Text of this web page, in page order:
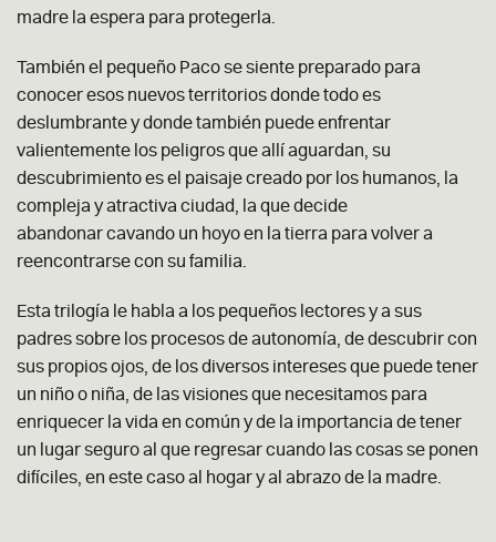
madre la espera para protegerla.
También el pequeño Paco se siente preparado para
conocer esos nuevos territorios donde todo es
deslumbrante y donde también puede enfrentar
valientemente los peligros que allí aguardan, su
descubrimiento es el paisaje creado por los humanos, la
compleja y atractiva ciudad, la que decide
abandonar cavando un hoyo en la tierra para volver a
reencontrarse con su familia.
Esta trilogía le habla a los pequeños lectores y a sus
padres sobre los procesos de autonomía, de descubrir con
sus propios ojos, de los diversos intereses que puede tener
un niño o niña, de las visiones que necesitamos para
enriquecer la vida en común y de la importancia de tener
un lugar seguro al que regresar cuando las cosas se ponen
difíciles, en este caso al hogar y al abrazo de la madre.